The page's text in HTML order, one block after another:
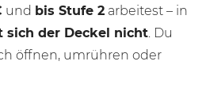
und bis Stufe 2 arbeitest – in
sich der Deckel nicht. Du
öffnen, umrühren oder